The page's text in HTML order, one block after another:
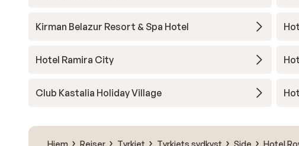
Kirman Belazur Resort & Spa Hotel
Hotel Ramira City
Club Kastalia Holiday Village
Hjem Rejser Tyrkiet Tyrkiets sydkyst Side Hotel